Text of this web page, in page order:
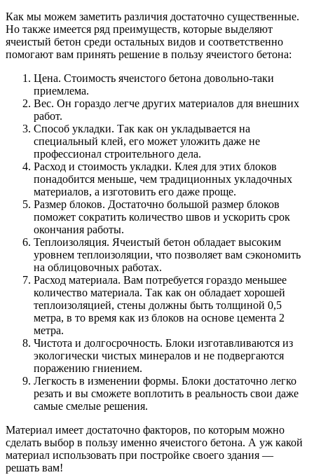
Как мы можем заметить различия достаточно существенные.
Но также имеется ряд преимуществ, которые выделяют
ячеистый бетон среди остальных видов и соответственно
помогают вам принять решение в пользу ячеистого бетона:
Цена. Стоимость ячеистого бетона довольно-таки
приемлема.
Вес. Он гораздо легче других материалов для внешних
работ.
Способ укладки. Так как он укладывается на
специальный клей, его может уложить даже не
профессионал строительного дела.
Расход и стоимость укладки. Клея для этих блоков
понадобится меньше, чем традиционных укладочных
материалов, а изготовить его даже проще.
Размер блоков. Достаточно большой размер блоков
поможет сократить количество швов и ускорить срок
окончания работы.
Теплоизоляция. Ячеистый бетон обладает высоким
уровнем теплоизоляции, что позволяет вам сэкономить
на облицовочных работах.
Расход материала. Вам потребуется гораздо меньшее
количество материала. Так как он обладает хорошей
теплоизоляцией, стены должны быть толщиной 0,5
метра, в то время как из блоков на основе цемента 2
метра.
Чистота и долгосрочность. Блоки изготавливаются из
экологически чистых минералов и не подвергаются
поражению гниением.
Легкость в изменении формы. Блоки достаточно легко
резать и вы сможете воплотить в реальность свои даже
самые смелые решения.
Материал имеет достаточно факторов, по которым можно
сделать выбор в пользу именно ячеистого бетона. А уж какой
материал использовать при постройке своего здания —
решать вам!